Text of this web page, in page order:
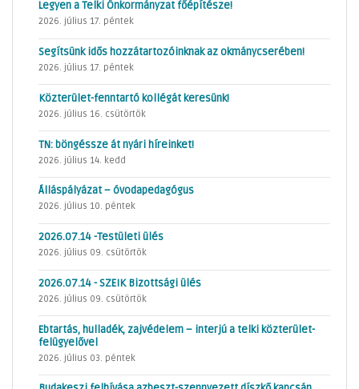
Legyen a Telki Önkormányzat főépítésze!
2026. július 17. péntek
Segítsünk idős hozzátartozóinknak az okmánycserében!
2026. július 17. péntek
Közterület-fenntartó kollégát keresünk!
2026. július 16. csütörtök
TN: böngéssze át nyári híreinket!
2026. július 14. kedd
Álláspályázat – óvodapedagógus
2026. július 10. péntek
2026.07.14 -Testületi ülés
2026. július 09. csütörtök
2026.07.14 - SZEIK Bizottsági ülés
2026. július 09. csütörtök
Ebtartás, hulladék, zajvédelem – interjú a telki közterület-
felügyelővel
2026. július 03. péntek